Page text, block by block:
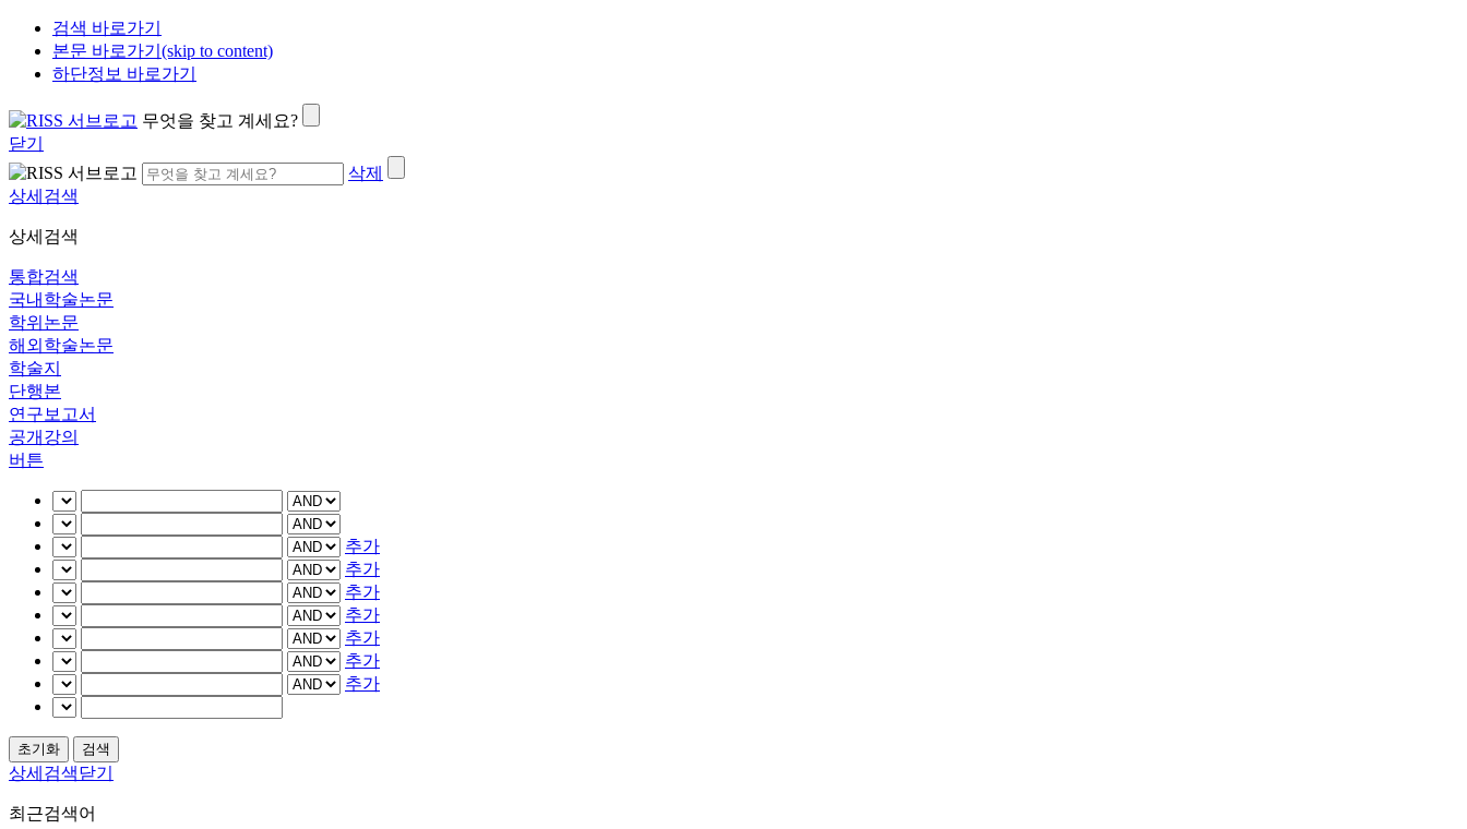
검색 바로가기
본문 바로가기(skip to content)
하단정보 바로가기
무엇을 찾고 계세요?
닫기
삭제
상세검색
상세검색
통합검색
국내학술논문
학위논문
해외학술논문
학술지
단행본
연구보고서
공개강의
버튼
추가
추가
추가
추가
추가
추가
추가
상세검색닫기
최근검색어